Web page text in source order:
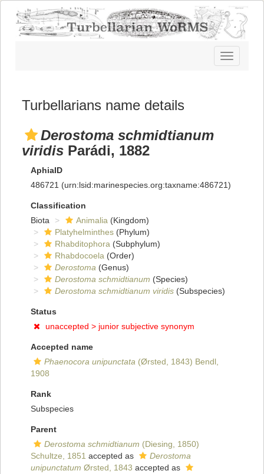
Toggle
navigation
Turbellarians name details
Derostoma schmidtianum
viridis Parádi, 1882
AphiaID
486721 (urn:lsid:marinespecies.org:taxname:486721)
Classification
Biota
Animalia (Kingdom)
Platyhelminthes (Phylum)
Rhabditophora (Subphylum)
Rhabdocoela (Order)
Derostoma (Genus)
Derostoma schmidtianum (Species)
Derostoma schmidtianum viridis (Subspecies)
Status
unaccepted > junior subjective synonym
Accepted name
Phaenocora unipunctata (Ørsted, 1843) Bendl,
1908
Rank
Subspecies
Parent
Derostoma schmidtianum (Diesing, 1850)
Schultze, 1851 accepted as
Derostoma
unipunctatum Ørsted, 1843 accepted as